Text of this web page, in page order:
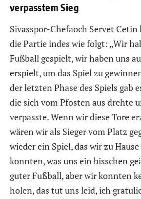
verpasstem Sieg
Sivasspor-Chefaoch Servet
die Partie indes wie folgt: „Wir
Fußball gespielt, wir haben uns
erspielt, um das Spiel zu
der letzten Phase des Spiels gab
die sich vom Pfosten aus drehte
verpasste. Wenn wir diese Tore
wären wir als Sieger vom Platz
wieder ein Spiel, das wir zu
konnten, was uns ein bisschen
guter Fußball, aber wir konnten
holen, das tut uns leid, ich